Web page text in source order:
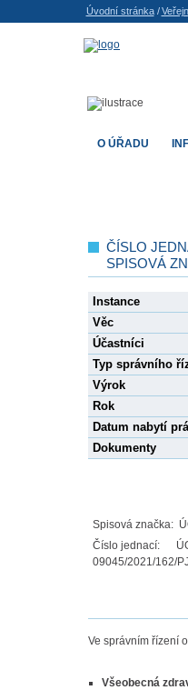
ČÍSLO
SPISOVÁ
Instance
Věc
Účastníci
Typ správního
Výrok
Rok
Datum nabytí
Dokumenty
Spisová značka:
Číslo jednací:
09045/2021/162/
Ve správním řízení
Všeobecná
O ÚŘADU
Úvodní stránka/